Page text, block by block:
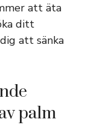
att äta
ditt
att sänka
palm